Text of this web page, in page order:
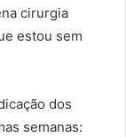
cirurgia
estou sem
dos
semanas: